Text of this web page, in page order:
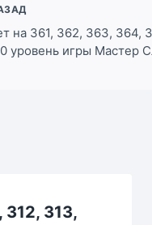
на 361, 362, 363, 364,
уровень игры Мастер
312, 313,